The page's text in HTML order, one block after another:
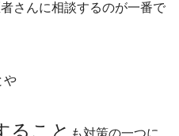
さんに相談するのが一番で
や
ること も対策の一つに